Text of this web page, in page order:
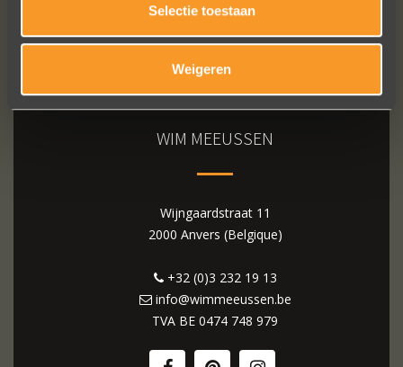
Selectie toestaan
Weigeren
WIM MEEUSSEN
Wijngaardstraat 11
2000 Anvers (Belgique)
+32 (0)3 232 19 13
info@wimmeeussen.be
TVA BE 0474 748 979